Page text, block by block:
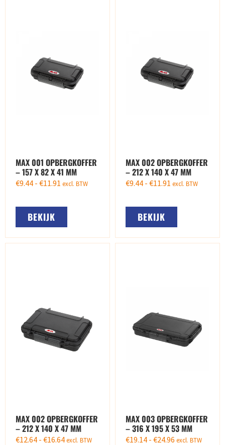
MAX 001 OPBERGKOFFER
– 157 X 82 X 41 MM
€9.44 - €11.91 excl. BTW
BEKIJK
MAX 002 OPBERGKOFFER
– 212 X 140 X 47 MM
€9.44 - €11.91 excl. BTW
BEKIJK
MAX 002 OPBERGKOFFER
– 212 X 140 X 47 MM
€12.64 - €16.64excl. BTW
MAX 003 OPBERGKOFFER
– 316 X 195 X 53 MM
€19.14 - €24.96 excl. BTW